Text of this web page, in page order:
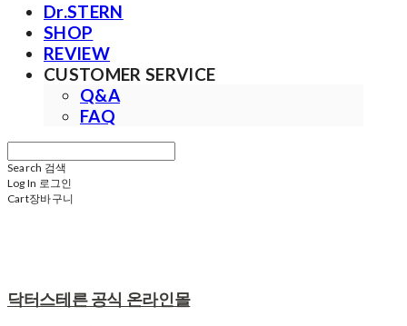
Dr.STERN
SHOP
REVIEW
CUSTOMER SERVICE
Q&A
FAQ
Search 검색
Log In 로그인
Cart장바구니
닥터스테른 공식 온라인몰